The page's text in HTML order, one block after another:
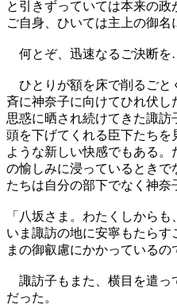
と引きずっていては本来の政
ご自身、ひいては主上の御名
何とぞ、迅速なるご決断
ひとりが額を床で削るごと
斉に神奈子に向けてひれ伏
思惑に晒され続けてきた諏
頭を下げてくれる臣下たち
ような新しい快感でもある
の愉しみに浸っているときで
たちは自分の部下でなく神奈
「八坂さま。わたくしから
いま諏訪の地に安寧もたらす
まの御叡慮にかかっているの
諏訪子もまた、横目を遣っ
だった。